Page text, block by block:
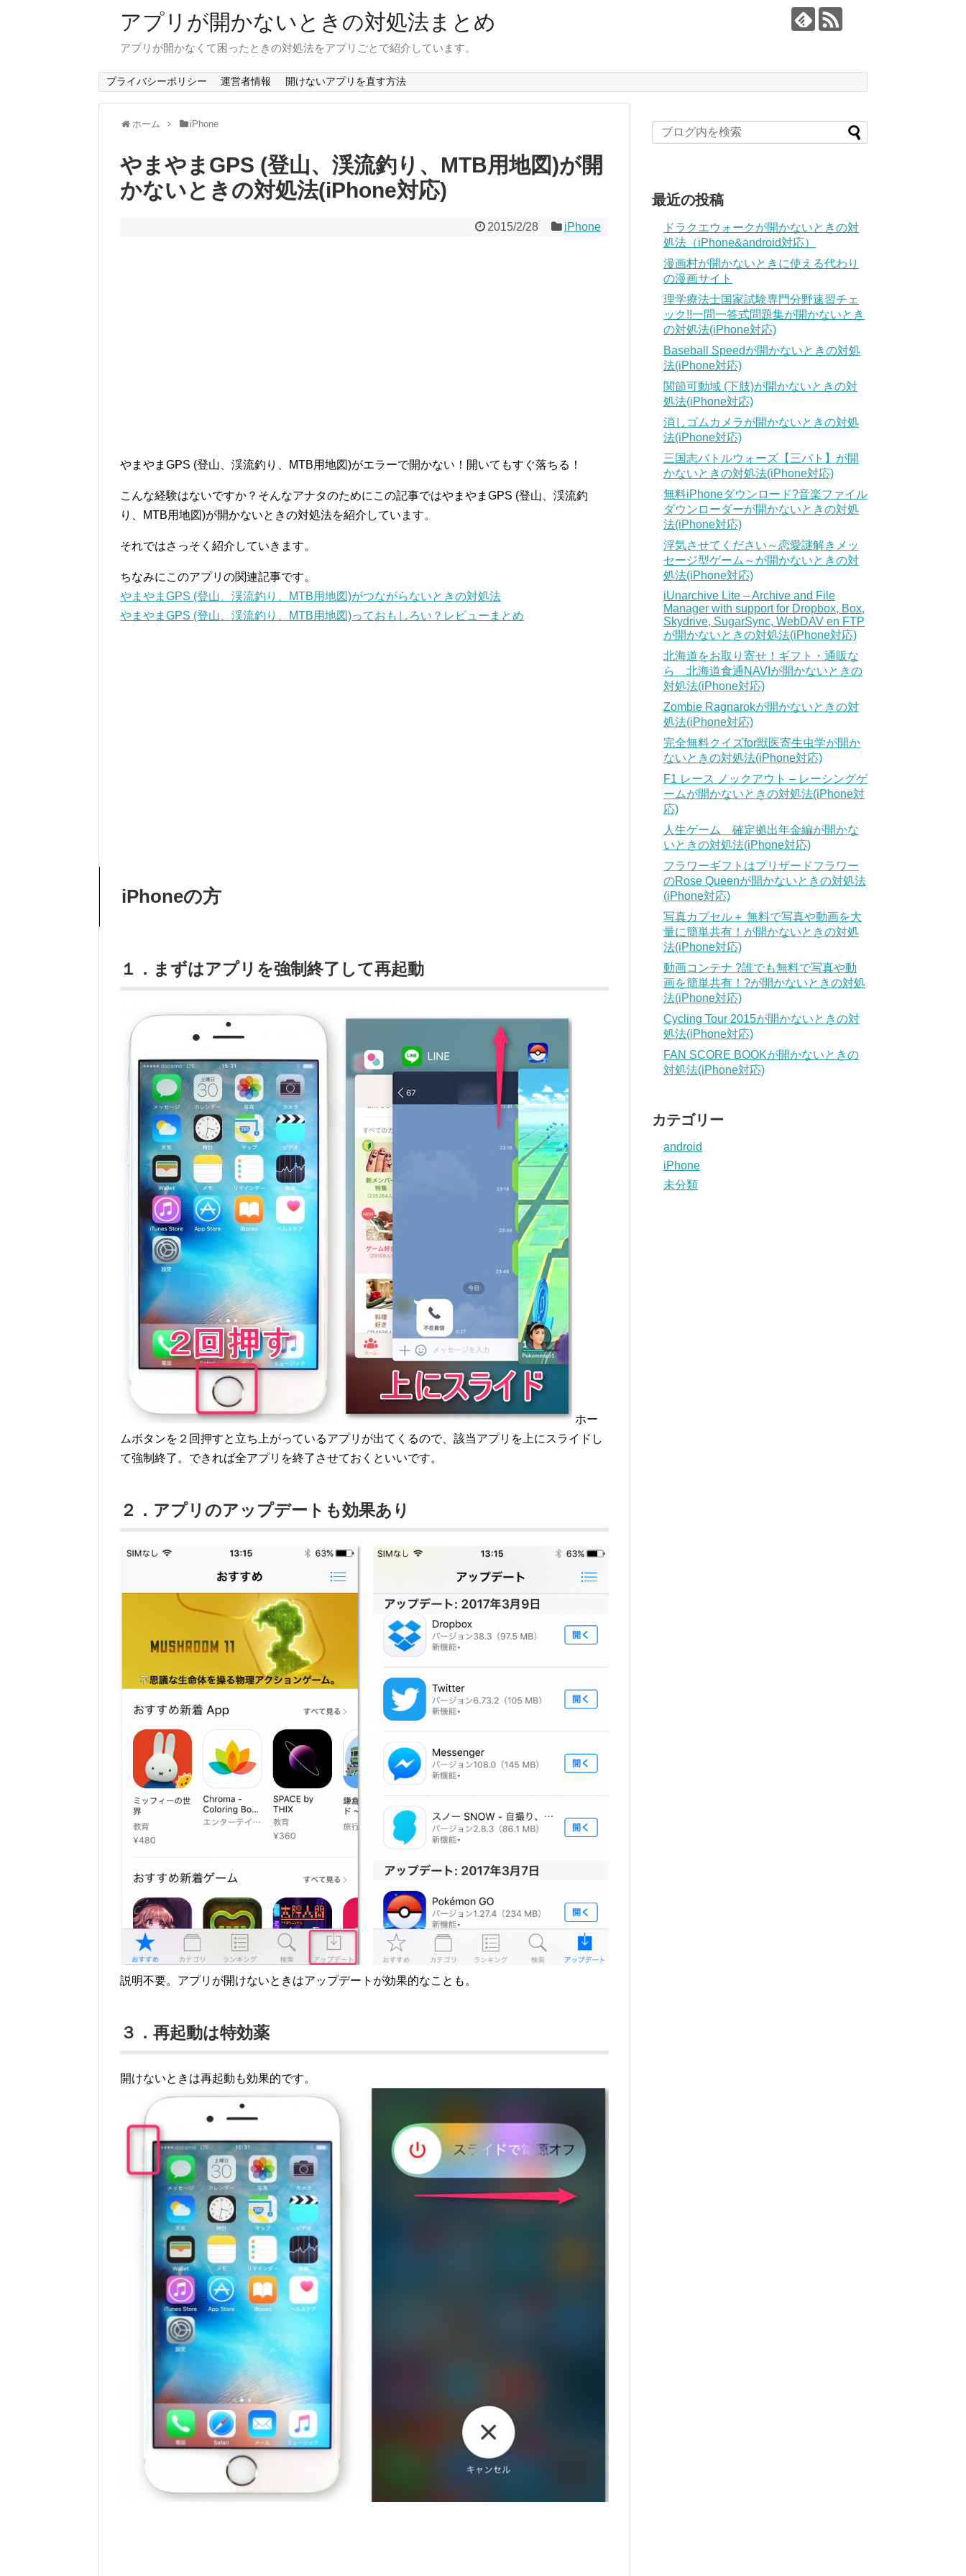
アプリが開かないときの対処法まとめ
アプリが開かなくて困ったときの対処法をアプリごとで紹介しています。
プライバシーポリシー 運営者情報 開けないアプリを直す方法
ホーム iPhone
やまやまGPS (登山、渓流釣り、MTB用地図)が開
かないときの対処法(iPhone対応)
2015/2/28 iPhone
やまやまGPS (登山、渓流釣り、MTB用地図)がエラーで開かない！開いてもすぐ落ちる！
こんな経験はないですか？そんなアナタのためにこの記事ではやまやまGPS (登山、渓流釣
り、MTB用地図)が開かないときの対処法を紹介しています。
それではさっそく紹介していきます。
ちなみにこのアプリの関連記事です。
やまやまGPS (登山、渓流釣り、MTB用地図)がつながらないときの対処法
やまやまGPS (登山、渓流釣り、MTB用地図)っておもしろい？レビューまとめ
iPhoneの方
１．まずはアプリを強制終了して再起動
ホー
ムボタンを２回押すと立ち上がっているアプリが出てくるので、該当アプリを上にスライドし
て強制終了。できれば全アプリを終了させておくといいです。
２．アプリのアップデートも効果あり
説明不要。アプリが開けないときはアップデートが効果的なことも。
３．再起動は特効薬
開けないときは再起動も効果的です。
最近の投稿
ドラクエウォークが開かないときの対
処法（iPhone&android対応）
漫画村が開かないときに使える代わり
の漫画サイト
理学療法士国家試験専門分野速習チェ
ック!!一問一答式問題集が開かないとき
の対処法(iPhone対応)
Baseball Speedが開かないときの対処
法(iPhone対応)
関節可動域 (下肢)が開かないときの対
処法(iPhone対応)
消しゴムカメラが開かないときの対処
法(iPhone対応)
三国志バトルウォーズ【三バト】が開
かないときの対処法(iPhone対応)
無料iPhoneダウンロード?音楽ファイル
ダウンローダーが開かないときの対処
法(iPhone対応)
浮気させてください～恋愛謎解きメッ
セージ型ゲーム～が開かないときの対
処法(iPhone対応)
iUnarchive Lite – Archive and File
Manager with support for Dropbox, Box,
Skydrive, SugarSync, WebDAV en FTP
が開かないときの対処法(iPhone対応)
北海道をお取り寄せ！ギフト・通販な
ら 北海道食通NAVIが開かないときの
対処法(iPhone対応)
Zombie Ragnarokが開かないときの対
処法(iPhone対応)
完全無料クイズfor獣医寄生虫学が開か
ないときの対処法(iPhone対応)
F1 レース ノックアウト – レーシングゲ
ームが開かないときの対処法(iPhone対
応)
人生ゲーム 確定拠出年金編が開かな
いときの対処法(iPhone対応)
フラワーギフトはプリザードフラワー
のRose Queenが開かないときの対処法
(iPhone対応)
写真カプセル＋ 無料で写真や動画を大
量に簡単共有！が開かないときの対処
法(iPhone対応)
動画コンテナ ?誰でも無料で写真や動
画を簡単共有！?が開かないときの対処
法(iPhone対応)
Cycling Tour 2015が開かないときの対
処法(iPhone対応)
FAN SCORE BOOKが開かないときの
対処法(iPhone対応)
カテゴリー
android
iPhone
未分類